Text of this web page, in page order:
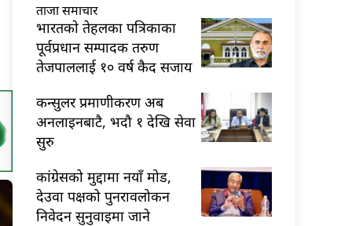
ताजा समाचार
भारतकाे तेहलका पत्रिकाका
पूर्वप्रधान सम्पादक तरुण
तेजपाललाई १० वर्ष कैद सजाय
कन्सुलर प्रमाणीकरण अब
अनलाइनबाटै, भदौ १ देखि सेवा
सुरु
कांग्रेसको मुद्दामा नयाँ मोड,
देउवा पक्षको पुनरावलोकन
निवेदन सुनुवाइमा जाने